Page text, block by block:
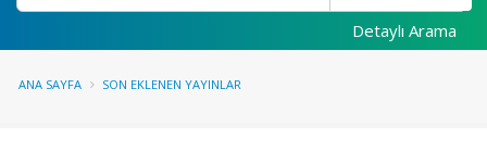
Detaylı Arama
ANA SAYFA SON EKLENEN YAYINLAR